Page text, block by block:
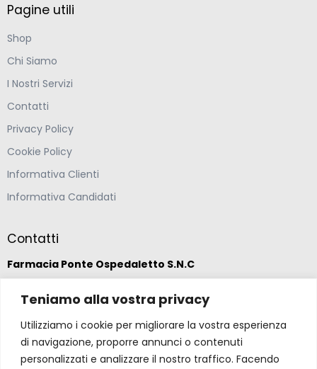
Teniamo alla vostra privacy
Utilizziamo i cookie per migliorare la vostra esperienza
di navigazione, proporre annunci o contenuti
personalizzati e analizzare il nostro traffico. Facendo
Pagine utili
Shop
Chi Siamo
I Nostri Servizi
Contatti
Privacy Policy
Cookie Policy
Informativa Clienti
Informativa Candidati
Contatti
Farmacia Ponte Ospedaletto S.N.C
Via della Solidarietà 2,
47020 Longiano, Forlì-Cesena
(39) 0547 57265